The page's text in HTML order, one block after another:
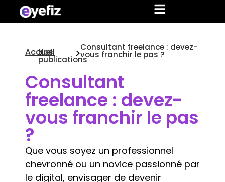
Accueil
>
Nos
publications
>Consultant freelance : devez-
vous franchir le pas ?
Consultant
freelance : devez-
vous franchir le pas
?
Que vous soyez un professionnel
chevronné ou un novice passionné par
le digital, envisager de devenir